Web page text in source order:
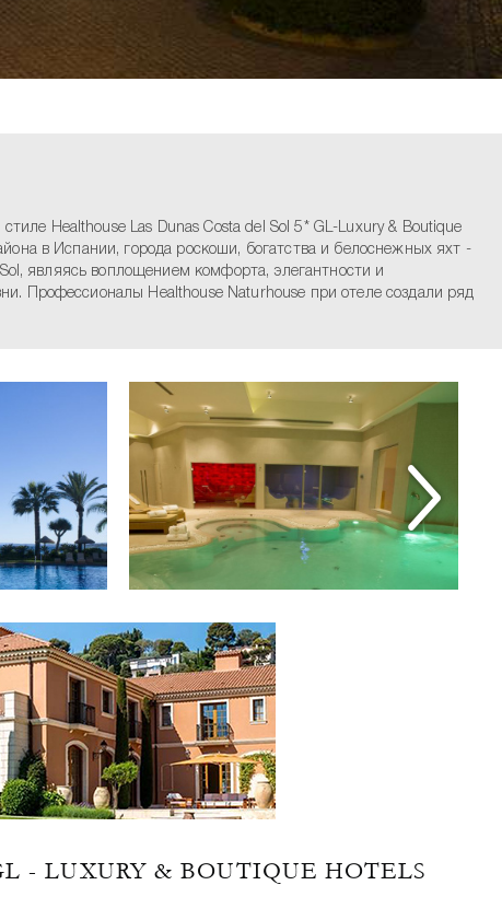
Healthouse Las Dunas Costa del Sol 5* GL-Luxury & Boutique
в Испании, города роскоши, богатства и белоснежных яхт -
являясь воплощением комфорта, элегантности и
Профессионалы Healthouse Naturhouse при отеле создали ряд
LUXURY & BOUTIQUE HOTELS